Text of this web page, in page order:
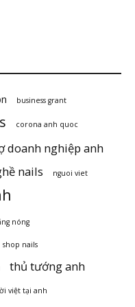
business grant
corona anh quoc
doanh nghiệp anh
nails nguoi viet
nóng
shop nails
thủ tướng anh
việt tại anh